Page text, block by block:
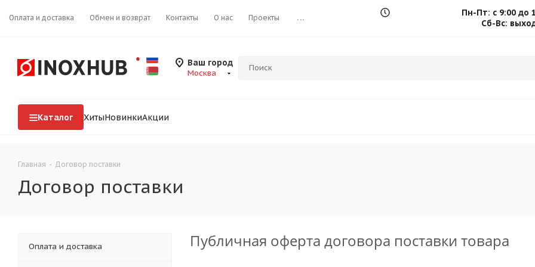
Оплата и доставка Обмен и возврат Контакты О нас Проекты ...
Пн-Пт: с 9:00 до
Сб-Вс:
Ваш город
Москва
Каталог ХитыНовинкиАкции
Главная - Договор поставки
Договор поставки
Публичная оферта договора поставки товара
Оплата и доставка